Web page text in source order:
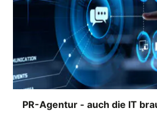
PR-Agentur - auch die IT